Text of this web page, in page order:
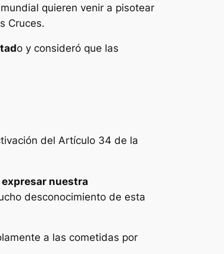
quieren venir a pisotear
Cruces.
o y consideró que las
del Artículo 34 de la
nuestra
desconocimiento de esta
a las cometidas por